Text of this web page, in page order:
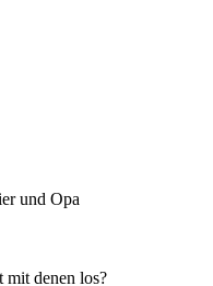
und Opa
mit denen los?